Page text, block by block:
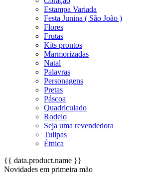
Estampa Variada
Festa Junina ( São João )
Flores
Frutas
Kits prontos
Marmorizadas
Natal
Palavras
Personagens
Pretas
Páscoa
Quadriculado
Rodeio
Seja uma revendedora
Tulipas
Étnica
{{ data.product.name }}
Novidades em primeira mão